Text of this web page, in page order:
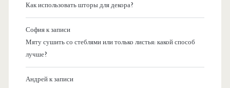
Как использовать шторы для декора?
Софияк записи
Мяту сушить со стеблями или только листья: какой способ
лучше?
Андрейк записи